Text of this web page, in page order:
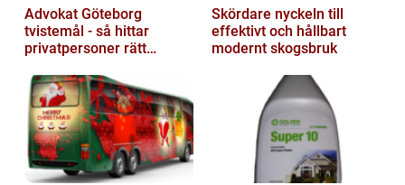
Advokat Göteborg
tvistemål - så hittar
privatpersoner rätt
Skördare nyckeln till
effektivt och hållbart
modernt skogsbruk